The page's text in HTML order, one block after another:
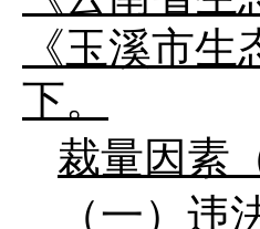
《玉溪市
下。
裁量因素
（一）违